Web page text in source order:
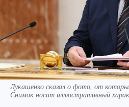
Лукашенко сказал о фото, от
Снимок носит иллюстративный